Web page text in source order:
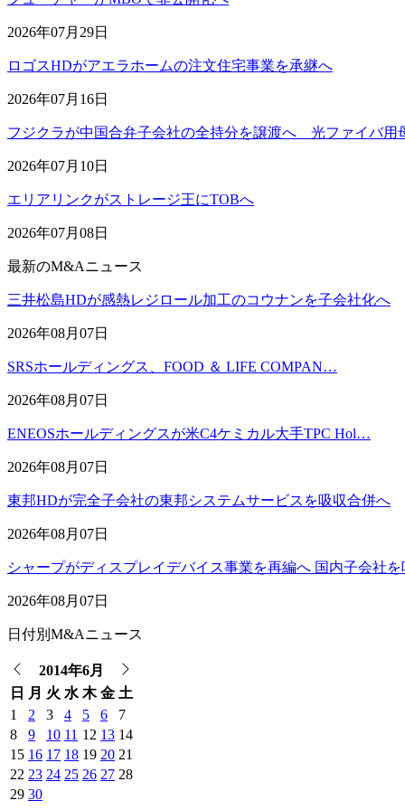
2026年07月29日
ロゴスHDがアエラホームの注文住宅事業を承継へ
2026年07月16日
フジクラが中国合弁子会社の全持分を譲渡へ 光ファイバ
2026年07月10日
エリアリンクがストレージ王にTOBへ
2026年07月08日
最新のM&Aニュース
三井松島HDが感熱レジロール加工のコウナンを子会社化へ
2026年08月07日
SRSホールディングス、FOOD ＆ LIFE COMPAN…
2026年08月07日
ENEOSホールディングスが米C4ケミカル大手TPC Hol…
2026年08月07日
東邦HDが完全子会社の東邦システムサービスを吸収合併へ
2026年08月07日
シャープがディスプレイデバイス事業を再編へ 国内子会社
2026年08月07日
日付別M&Aニュース
2014年6月
日 月 火 水 木 金 土
1
2 3 4 5 6
7
8
9 10 11 12 13 14
15 16 17 18 19 20 21
22 23 24 25 26 27 28
29 30